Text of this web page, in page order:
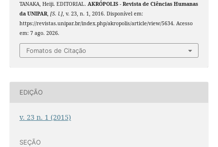
TANAKA, Heiji. EDITORIAL. AKRÓPOLIS - Revista de Ciências Humanas
da UNIPAR, [S. l.], v. 23, n. 1, 2016. Disponível em:
https://revistas.unipar.br/index.php/akropolis/article/view/5634. Acesso
em: 7 ago. 2026.
Fomatos de Citação
EDIÇÃO
v. 23 n. 1 (2015)
SEÇÃO